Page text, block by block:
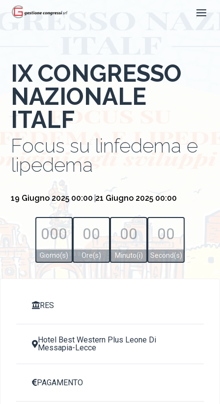
IX CONGRESSO
NAZIONALE
ITALF
Focus su linfedema e
lipedema
19 Giugno 2025 00:00 21 Giugno 2025 00:00
000
Giorno(s)
00
Ore(s)
00
Minuto(i)
00
Second(s)
RES
Hotel Best Western Plus Leone Di
Messapia-Lecce
PAGAMENTO